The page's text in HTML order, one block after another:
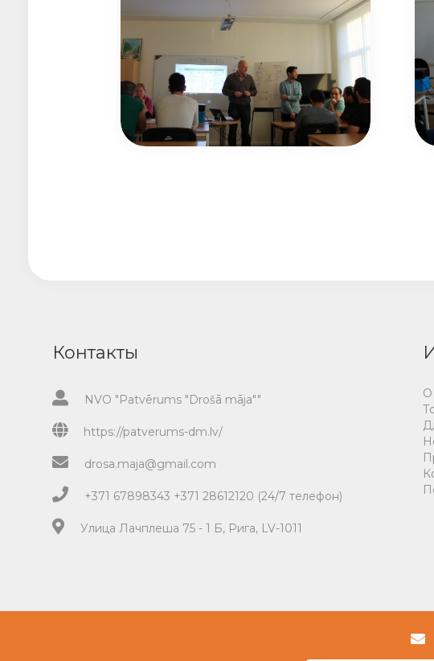
Контакты
NVO "Patvērums "Drošā māja""
https://patverums-dm.lv/
drosa.maja@gmail.com
+371 67898343 +371 28612120 (24/7 телефон)
Улица Лачплеша 75 - 1 Б, Рига, LV-1011
О